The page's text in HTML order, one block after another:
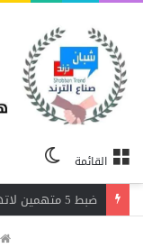
القائمة
المظلم